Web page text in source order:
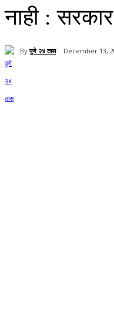
नाही : सरकार
By पुणे २४ तास December 13,